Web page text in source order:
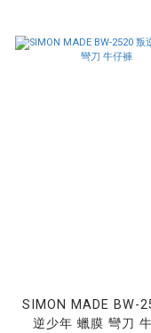
SIMON MADE BW-
逆少年 蠟膜 彎刀